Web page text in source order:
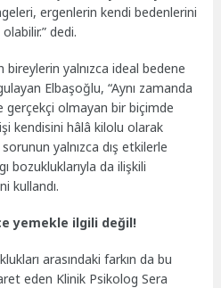
ergenlerin kendi bedenlerini
dedi.
yalnızca ideal bedene
Elbaşoğlu, “Aynı zamanda
gerçekçi olmayan bir biçimde
kendisini hâlâ kilolu olarak
yalnızca dış etkilerle
bozukluklarıyla da ilişkili
kullandı.
yemekle ilgili değil!
arasındaki farkın da bu
eden Klinik Psikolog Sera